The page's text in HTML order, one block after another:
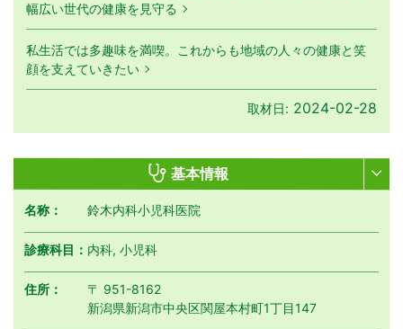
幅広い世代の健康を見守る
私生活では多趣味を満喫。これからも地域の人々の健康と笑
顔を支えていきたい
取材日: 2024-02-28
基本情報
名称： 鈴木内科小児科医院
診療科目： 内科, 小児科
住所：
〒 951-8162
新潟県新潟市中央区関屋本村町1丁目147